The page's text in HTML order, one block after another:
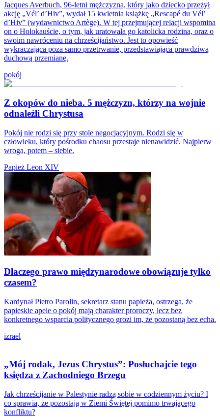
Jacques Averbuch, 96-letni mężczyzna, który jako dziecko przeżył
akcję „Vél’ d’Hiv”, wydał 15 kwietnia książkę „Rescapé du Vél’
d’Hiv” (wydawnictwo Artège). W tej przejmującej relacji wspomina
on o Holokauście, o tym, jak uratowała go katolicka rodzina, oraz o
swoim nawróceniu na chrześcijaństwo. Jest to opowieść
wykraczająca poza samo przetrwanie, przedstawiająca prawdziwą
duchową przemianę.
pokój
Z okopów do nieba. 5 mężczyzn, którzy na wojnie
odnaleźli Chrystusa
Pokój nie rodzi się przy stole negocjacyjnym. Rodzi się w
człowieku, który pośrodku chaosu przestaje nienawidzić. Najpierw
wroga, potem – siebie.
Papież Leon XIV
Dlaczego prawo międzynarodowe obowiązuje tylko
czasem?
Kardynał Pietro Parolin, sekretarz stanu papieża, ostrzega, że
papieskie apele o pokój mają charakter proroczy, lecz bez
konkretnego wsparcia politycznego grozi im, że pozostaną bez echa.
izrael
„Mój rodak, Jezus Chrystus”: Posłuchajcie tego
księdza z Zachodniego Brzegu
Jak chrześcijanie w Palestynie radzą sobie w codziennym życiu? I
co sprawia, że pozostają w Ziemi Świętej pomimo trwającego
konfliktu?